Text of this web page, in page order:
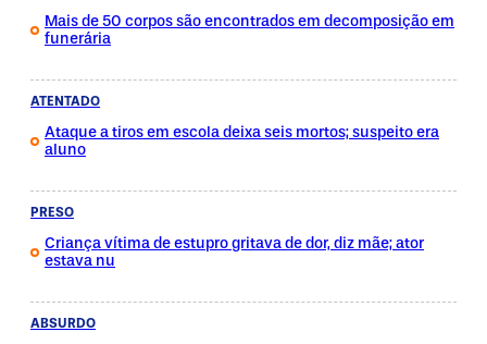
Mais de 50 corpos são encontrados em decomposição em
funerária
ATENTADO
Ataque a tiros em escola deixa seis mortos; suspeito era
aluno
PRESO
Criança vítima de estupro gritava de dor, diz mãe; ator
estava nu
ABSURDO